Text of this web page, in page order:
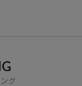
。
グ